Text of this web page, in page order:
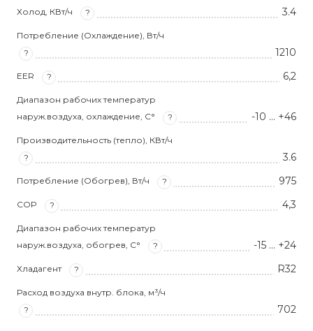
Холод, КВт/ч ? 3.4
Потребление (Охлаждение), Вт/ч
?
1210
EER ? 6,2
Диапазон рабочих температур
наруж.воздуха, охлаждение, С°
? -10 … +46
Производительность (тепло), КВт/ч
?
3.6
Потребление (Обогрев), Вт/ч ? 975
COP ? 4,3
Диапазон рабочих температур
наруж.воздуха, обогрев, С°
? -15 … +24
Хладагент ? R32
Расход воздуха внутр. блока, м³/ч
?
702